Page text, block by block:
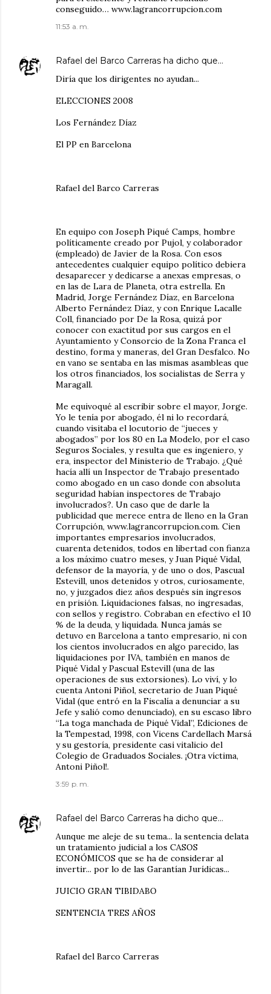
conseguido… www.lagrancorrupcion.com
11:53 a. m.
Rafael del Barco Carreras ha dicho que…
Diría que los dirigentes no ayudan...
ELECCIONES 2008
Los Fernández Díaz
El PP en Barcelona
Rafael del Barco Carreras
En equipo con Joseph Piqué Camps, hombre
políticamente creado por Pujol, y colaborador
(empleado) de Javier de la Rosa. Con esos
antecedentes cualquier equipo político debiera
desaparecer y dedicarse a anexas empresas, o
en las de Lara de Planeta, otra estrella. En
Madrid, Jorge Fernández Díaz, en Barcelona
Alberto Fernández Díaz, y con Enrique Lacalle
Coll, financiado por De la Rosa, quizá por
conocer con exactitud por sus cargos en el
Ayuntamiento y Consorcio de la Zona Franca el
destino, forma y maneras, del Gran Desfalco. No
en vano se sentaba en las mismas asambleas que
los otros financiados, los socialistas de Serra y
Maragall.
Me equivoqué al escribir sobre el mayor, Jorge.
Yo le tenía por abogado, él ni lo recordará,
cuando visitaba el locutorio de “jueces y
abogados” por los 80 en La Modelo, por el caso
Seguros Sociales, y resulta que es ingeniero, y
era, inspector del Ministerio de Trabajo. ¿Qué
hacía allí un Inspector de Trabajo presentado
como abogado en un caso donde con absoluta
seguridad habían inspectores de Trabajo
involucrados?. Un caso que de darle la
publicidad que merece entra de lleno en la Gran
Corrupción, www.lagrancorrupcion.com. Cien
importantes empresarios involucrados,
cuarenta detenidos, todos en libertad con fianza
a los máximo cuatro meses, y Juan Piqué Vidal,
defensor de la mayoría, y de uno o dos, Pascual
Estevill, unos detenidos y otros, curiosamente,
no, y juzgados diez años después sin ingresos
en prisión. Liquidaciones falsas, no ingresadas,
con sellos y registro. Cobraban en efectivo el 10
% de la deuda, y liquidada. Nunca jamás se
detuvo en Barcelona a tanto empresario, ni con
los cientos involucrados en algo parecido, las
liquidaciones por IVA, también en manos de
Piqué Vidal y Pascual Estevill (una de las
operaciones de sus extorsiones). Lo viví, y lo
cuenta Antoni Piñol, secretario de Juan Piqué
Vidal (que entró en la Fiscalía a denunciar a su
Jefe y salió como denunciado), en su escaso libro
“La toga manchada de Piqué Vidal”, Ediciones de
la Tempestad, 1998, con Vicens Cardellach Marsá
y su gestoría, presidente casi vitalicio del
Colegio de Graduados Sociales. ¡Otra víctima,
Antoni Piñol!.
3:59 p. m.
Rafael del Barco Carreras ha dicho que…
Aunque me aleje de su tema... la sentencia delata
un tratamiento judicial a los CASOS
ECONÓMICOS que se ha de considerar al
invertir... por lo de las Garantían Jurídicas...
JUICIO GRAN TIBIDABO
SENTENCIA TRES AÑOS
Rafael del Barco Carreras